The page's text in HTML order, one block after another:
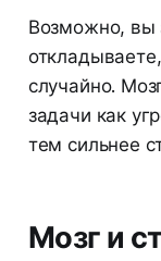
Возможно, вы
случайно.
задачи как
тем сильнее
Мозг и